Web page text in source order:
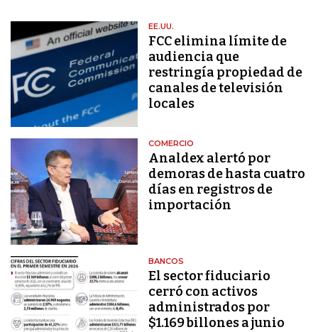
EE.UU.
FCC elimina límite de
audiencia que
restringía propiedad de
canales de televisión
locales
COMERCIO
Analdex alertó por
demoras de hasta cuatro
días en registros de
importación
BANCOS
El sector fiduciario
cerró con activos
administrados por
$1.169 billones a junio